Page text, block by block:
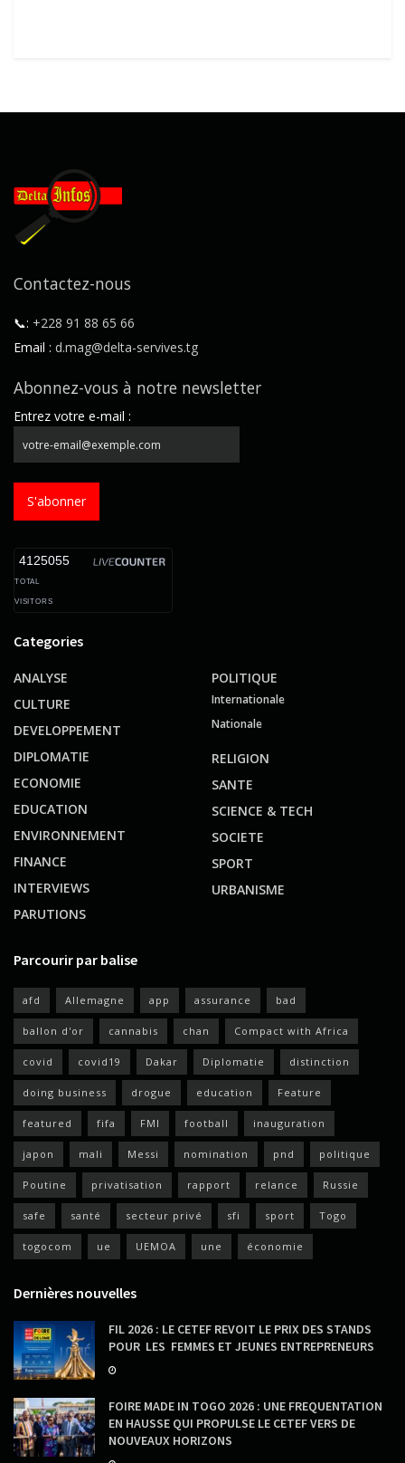
Contactez-nous
📞: +228 91 88 65 66
Email : d.mag@delta-servives.tg
Abonnez-vous à notre newsletter
Entrez votre e-mail :
S'abonner
4125055
TOTAL
VISITORS
Categories
ANALYSE
CULTURE
DEVELOPPEMENT
DIPLOMATIE
ECONOMIE
EDUCATION
ENVIRONNEMENT
FINANCE
INTERVIEWS
PARUTIONS
POLITIQUE
Internationale
Nationale
RELIGION
SANTE
SCIENCE & TECH
SOCIETE
SPORT
URBANISME
Parcourir par balise
afd Allemagne app assurance bad
ballon d'or cannabis chan Compact with Africa
covid covid19 Dakar Diplomatie distinction
doing business drogue education Feature
featured fifa FMI football inauguration
japon mali Messi nomination pnd politique
Poutine privatisation rapport relance Russie
safe santé secteur privé sfi sport Togo
togocom ue UEMOA une économie
Dernières nouvelles
FIL 2026 : LE CETEF REVOIT LE PRIX DES STANDS
POUR LES FEMMES ET JEUNES ENTREPRENEURS
FOIRE MADE IN TOGO 2026 : UNE FREQUENTATION
EN HAUSSE QUI PROPULSE LE CETEF VERS DE
NOUVEAUX HORIZONS